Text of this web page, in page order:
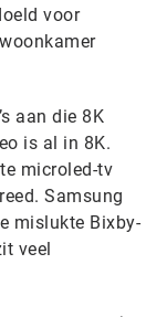
voor
aan die 8K
is al in 8K.
microled-tv
Samsung
mislukte Bixby-
veel